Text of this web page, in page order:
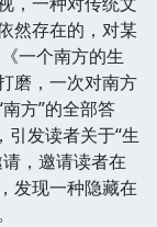
然存在的，对某
一个南方的生
磨，一次对南方
方”的全部答
引发读者关于“生
，邀请读者在
发现一种隐藏在